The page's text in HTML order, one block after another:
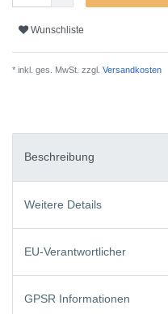
Wunschliste
* inkl. ges. MwSt. zzgl. Versandkosten
Beschreibung
Weitere Details
EU-Verantwortlicher
GPSR Informationen